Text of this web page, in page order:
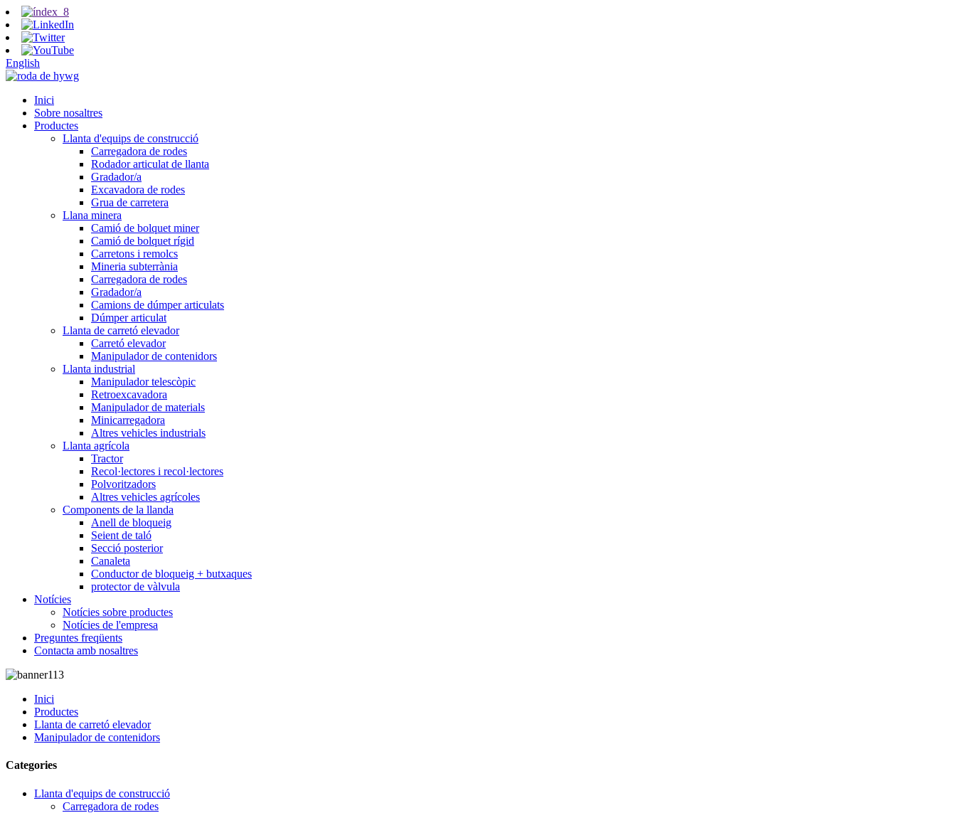
English
Inici
Sobre nosaltres
Productes
Llanta d'equips de construcció
Carregadora de rodes
Rodador articulat de llanta
Gradador/a
Excavadora de rodes
Grua de carretera
Llana minera
Camió de bolquet miner
Camió de bolquet rígid
Carretons i remolcs
Mineria subterrània
Carregadora de rodes
Gradador/a
Camions de dúmper articulats
Dúmper articulat
Llanta de carretó elevador
Carretó elevador
Manipulador de contenidors
Llanta industrial
Manipulador telescòpic
Retroexcavadora
Manipulador de materials
Minicarregadora
Altres vehicles industrials
Llanta agrícola
Tractor
Recol·lectores i recol·lectores
Polvoritzadors
Altres vehicles agrícoles
Components de la llanda
Anell de bloqueig
Seient de taló
Secció posterior
Canaleta
Conductor de bloqueig + butxaques
protector de vàlvula
Notícies
Notícies sobre productes
Notícies de l'empresa
Preguntes freqüents
Contacta amb nosaltres
Inici
Productes
Llanta de carretó elevador
Manipulador de contenidors
Categories
Llanta d'equips de construcció
Carregadora de rodes